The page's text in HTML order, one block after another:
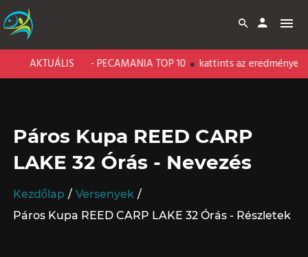
AKTUÁLIS
LAKE - PECAMANIA TOP 10 kattints az eredményekért!
Páros Kupa REED CARP
LAKE 32 Órás - Nevezés
Kezdőlap
Versenyek
Páros Kupa REED CARP LAKE 32 Órás - Részletek